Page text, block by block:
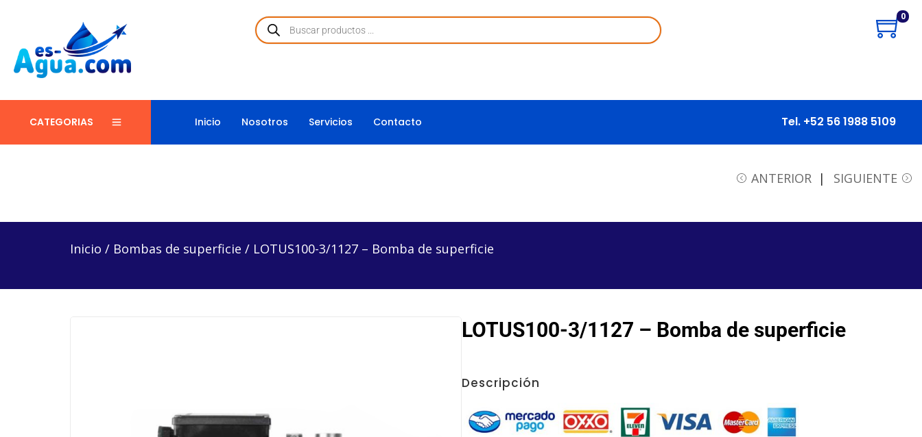
0
CATEGORIAS Inicio Nosotros Servicios Contacto Tel. +52 56 1988 5109
ANTERIOR SIGUIENTE
Inicio / Bombas de superficie / LOTUS100-3/1127 – Bomba de superficie
LOTUS100-3/1127 – Bomba de superficie
Descripción